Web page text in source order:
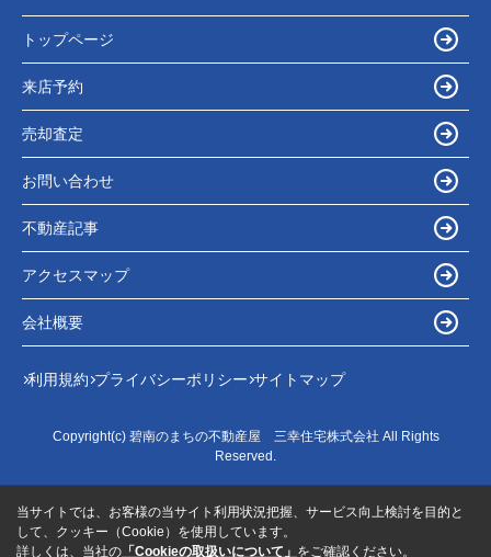
トップページ
来店予約
売却査定
お問い合わせ
不動産記事
アクセスマップ
会社概要
利用規約 プライバシーポリシー サイトマップ
Copyright(c) 碧南のまちの不動産屋 三幸住宅株式会社 All Rights
Reserved.
当サイトでは、お客様の当サイト利用状況把握、サービス向上検討を目的と
して、クッキー（Cookie）を使用しています。
詳しくは、当社の 「Cookieの取扱いについて」 をご確認ください。